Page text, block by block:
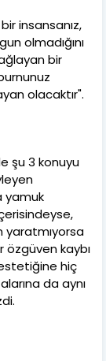
insansanız,
olmadığını
bir
olacaktır".
şu 3 konuyu
yamuk
yaratmıyorsa
özgüven kaybı
hiç
da aynı